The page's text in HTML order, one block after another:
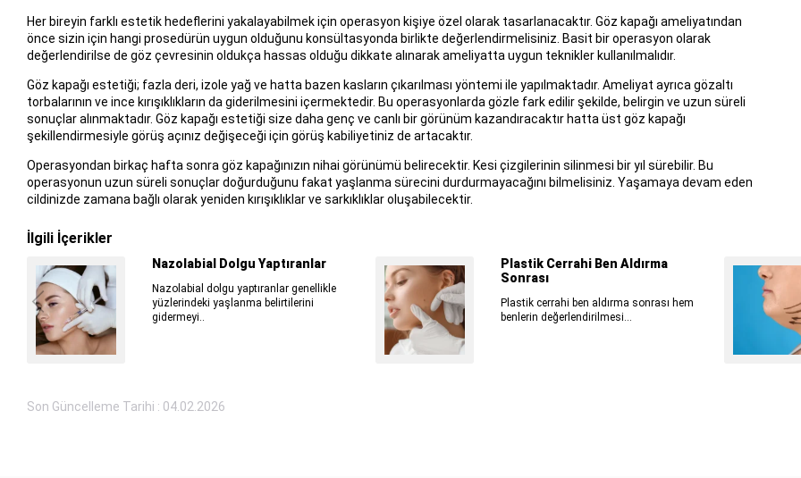
Her bireyin farklı estetik hedeflerini yakalayabilmek için operasyon kişiye özel olarak tasarlanacaktır. Göz kapağı ameliyatından
önce sizin için hangi prosedürün uygun olduğunu konsültasyonda birlikte değerlendirmelisiniz. Basit bir operasyon olarak
değerlendirilse de göz çevresinin oldukça hassas olduğu dikkate alınarak ameliyatta uygun teknikler kullanılmalıdır.
Göz kapağı estetiği; fazla deri, izole yağ ve hatta bazen kasların çıkarılması yöntemi ile yapılmaktadır. Ameliyat ayrıca gözaltı
torbalarının ve ince kırışıklıkların da giderilmesini içermektedir. Bu operasyonlarda gözle fark edilir şekilde, belirgin ve uzun süreli
sonuçlar alınmaktadır. Göz kapağı estetiği size daha genç ve canlı bir görünüm kazandıracaktır hatta üst göz kapağı
şekillendirmesiyle görüş açınız değişeceği için görüş kabiliyetiniz de artacaktır.
Operasyondan birkaç hafta sonra göz kapağınızın nihai görünümü belirecektir. Kesi çizgilerinin silinmesi bir yıl sürebilir. Bu
operasyonun uzun süreli sonuçlar doğurduğunu fakat yaşlanma sürecini durdurmayacağını bilmelisiniz. Yaşamaya devam eden
cildinizde zamana bağlı olarak yeniden kırışıklıklar ve sarkıklıklar oluşabilecektir.
İlgili İçerikler
Nazolabial Dolgu Yaptıranlar
Nazolabial dolgu yaptıranlar genellikle
yüzlerindeki yaşlanma belirtilerini
gidermeyi..
Plastik Cerrahi Ben Aldırma
Sonrası
Plastik cerrahi ben aldırma sonrası hem
benlerin değerlendirilmesi...
Son Güncelleme Tarihi : 04.02.2026